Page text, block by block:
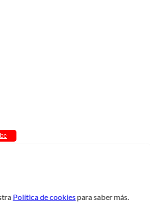
Política de cookiespara saber más.